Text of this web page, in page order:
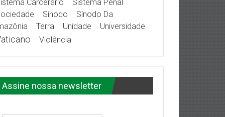
Carcerário
Sistema Penal
Sínodo
Sínodo Da
Terra Unidade Universidade
Violência
Assine nossa newsletter